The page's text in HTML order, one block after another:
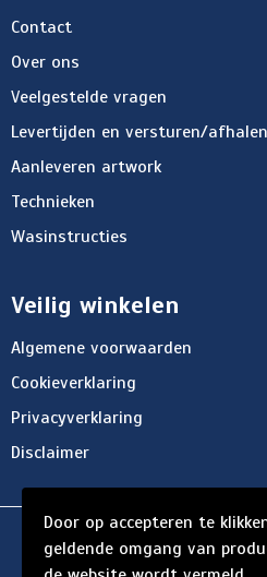
Contact
Over ons
Veelgestelde vragen
Levertijden en versturen/afhalen
Aanleveren artwork
Technieken
Wasinstructies
Veilig winkelen
Algemene voorwaarden
Cookieverklaring
Privacyverklaring
Disclaimer
© Copyright
Door op accepteren te
geldende omgang van